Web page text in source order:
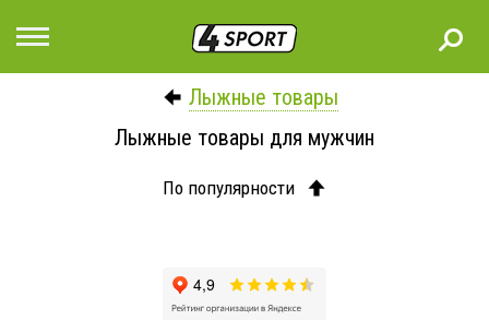
Лыжные товары
Лыжные товары для мужчин
По популярности